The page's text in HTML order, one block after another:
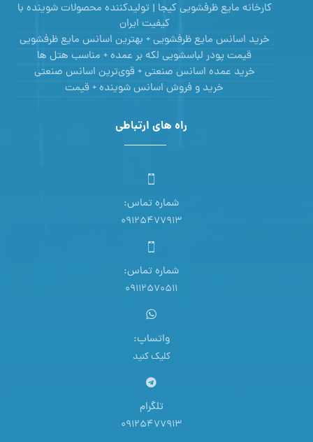
کارخانه مایع ظرفشویی کیجا | تولیدکننده محصولات شوینده با
کیفیت ایران
خرید اسانس مایع ظرفشویی + بهترین اسانس مایع ظرفشویی
قیمت پودر لباسشویی لکه بر عمده + مناسب هتل ها
خرید عمده اسانس صنعتی + قوی‌ترین اسانس‌ صنعتی
خرید و فروش اسانس شوینده + قیمت
راه های ارتباطی
شماره تماس:
09125477913
شماره تماس:
09112570511
واتساپ:
کلیک کنید
تلگرام
09125477913